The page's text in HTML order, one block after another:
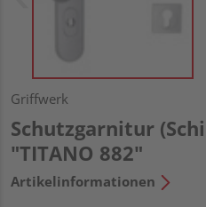
Griffwerk
Schutzgarnitur
"TITANO 882"
Artikelinformationen